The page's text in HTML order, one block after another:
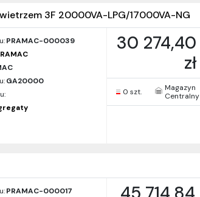
3F 20000VA-LPG/17000VA-NG
PRAMAC-000039
GA20000
30 274,40
zł
0 szt.
Magazyn
Centralny
PRAMAC-000017